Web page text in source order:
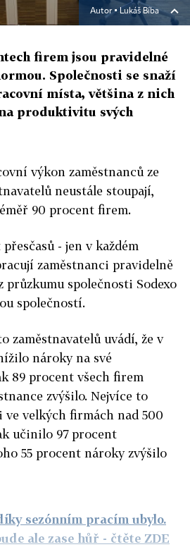
Autor ▪ Lukáš Bíba
firem jsou pravidelné
Společnosti se snaží
místa, většina z nich
produktivitu svých
výkon zaměstnanců ze
neustále stoupají,
90 procent firem.
- jen v každém
zaměstnanci pravidelně
průzkumu společnosti Sodexo
společností.
zaměstnavatelů uvádí, že v
nároky na své
89 procent všech firem
zvýšilo. Nejvíce to
velkých firmách nad 500
učinilo 97 procent
55 procent nároky zvýšilo
sezónním pracím ubylo.
ale zase hůř - čtěte ZDE